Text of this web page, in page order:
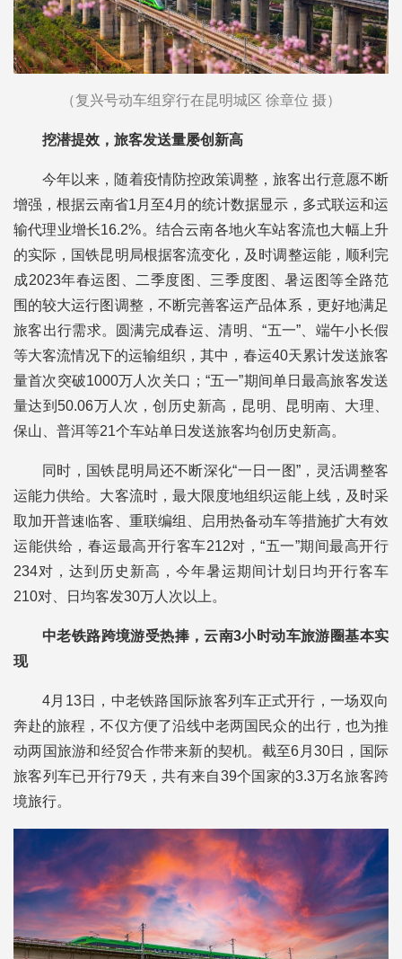
（复兴号动车组穿行在昆明城区 徐章位 摄）
挖潜提效，旅客发送量屡创新高
今年以来，随着疫情防控政策调整，旅客出行意愿不断
增强，根据云南省1月至4月的统计数据显示，多式联运和运
输代理业增长16.2%。结合云南各地火车站客流也大幅上升
的实际，国铁昆明局根据客流变化，及时调整运能，顺利完
成2023年春运图、二季度图、三季度图、暑运图等全路范
围的较大运行图调整，不断完善客运产品体系，更好地满足
旅客出行需求。圆满完成春运、清明、“五一”、端午小长假
等大客流情况下的运输组织，其中，春运40天累计发送旅客
量首次突破1000万人次关口；“五一”期间单日最高旅客发送
量达到50.06万人次，创历史新高，昆明、昆明南、大理、
保山、普洱等21个车站单日发送旅客均创历史新高。
同时，国铁昆明局还不断深化“一日一图”，灵活调整客
运能力供给。大客流时，最大限度地组织运能上线，及时采
取加开普速临客、重联编组、启用热备动车等措施扩大有效
运能供给，春运最高开行客车212对，“五一”期间最高开行
234对，达到历史新高，今年暑运期间计划日均开行客车
210对、日均客发30万人次以上。
中老铁路跨境游受热捧，云南3小时动车旅游圈基本实
现
4月13日，中老铁路国际旅客列车正式开行，一场双向
奔赴的旅程，不仅方便了沿线中老两国民众的出行，也为推
动两国旅游和经贸合作带来新的契机。截至6月30日，国际
旅客列车已开行79天，共有来自39个国家的3.3万名旅客跨
境旅行。